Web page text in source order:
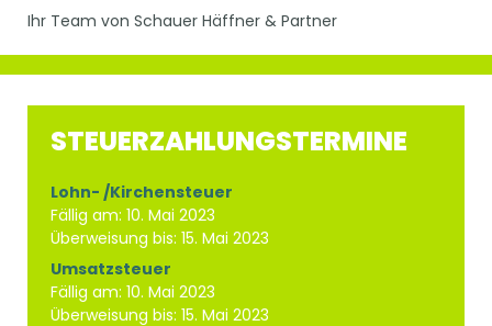
Ihr Team von Schauer Häffner & Partner
STEUERZAHLUNGSTERMINE
Lohn- /Kirchensteuer
Fällig am: 10. Mai 2023
Überweisung bis: 15. Mai 2023
Umsatzsteuer
Fällig am: 10. Mai 2023
Überweisung bis: 15. Mai 2023